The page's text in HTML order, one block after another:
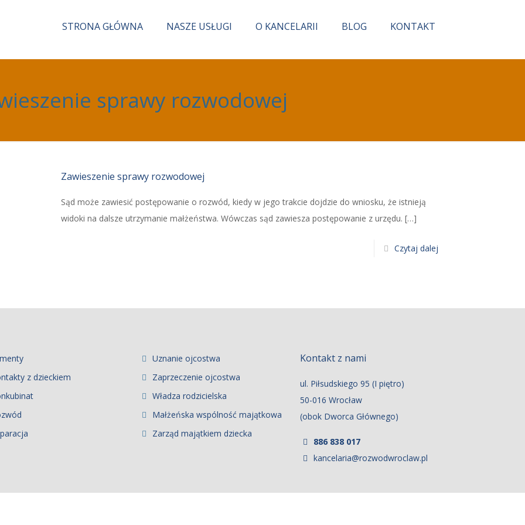
STRONA GŁÓWNA NASZE USŁUGI O KANCELARII BLOG KONTAKT
sprawy rozwodowej
Zawieszenie sprawy rozwodowej
Sąd może zawiesić postępowanie o rozwód, kiedy w jego trakcie dojdzie do wniosku, że istnieją
widoki na dalsze utrzymanie małżeństwa. Wówczas sąd zawiesza postępowanie z urzędu. […]
Czytaj dalej
z dzieckiem
Uznanie ojcostwa
Zaprzeczenie ojcostwa
Władza rodzicielska
Małżeńska wspólność majątkowa
Zarząd majątkiem dziecka
Kontakt z nami
ul. Piłsudskiego 95 (I piętro)
50-016 Wrocław
(obok Dworca Głównego)
886 838 017
kancelaria@rozwodwroclaw.pl